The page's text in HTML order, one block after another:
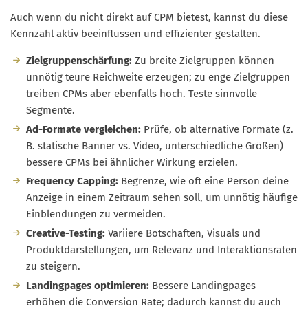
Auch wenn du nicht direkt auf CPM bietest, kannst du diese
Kennzahl aktiv beeinflussen und effizienter gestalten.
Zielgruppenschärfung: Zu breite Zielgruppen können
unnötig teure Reichweite erzeugen; zu enge Zielgruppen
treiben CPMs aber ebenfalls hoch. Teste sinnvolle
Segmente.
Ad-Formate vergleichen: Prüfe, ob alternative Formate (z.
B. statische Banner vs. Video, unterschiedliche Größen)
bessere CPMs bei ähnlicher Wirkung erzielen.
Frequency Capping: Begrenze, wie oft eine Person deine
Anzeige in einem Zeitraum sehen soll, um unnötig häufige
Einblendungen zu vermeiden.
Creative-Testing: Variiere Botschaften, Visuals und
Produktdarstellungen, um Relevanz und Interaktionsraten
zu steigern.
Landingpages optimieren: Bessere Landingpages
erhöhen die Conversion Rate; dadurch kannst du auch